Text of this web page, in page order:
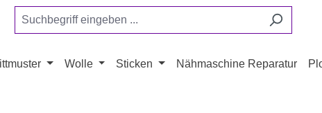
Wolle Sticken Nähmaschine Reparatur